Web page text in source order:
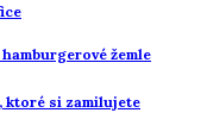
žemle
ktoré si zamilujete